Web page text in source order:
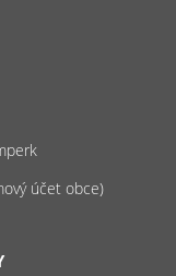
účet obce)